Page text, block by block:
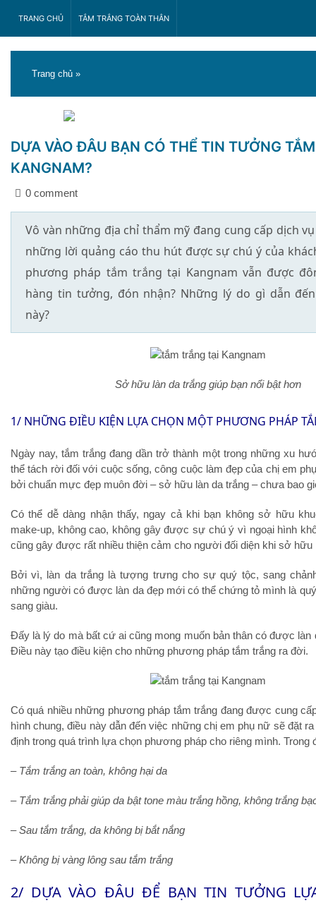
TRANG CHỦ TẮM TRẮNG TOÀN THÂN
Trang chủ »
DỰA VÀO ĐÂU BẠN CÓ THỂ TIN TƯỞNG
KANGNAM?
0 comment
Vô vàn những địa chỉ thẩm mỹ đang cung cấp dịch
những lời quảng cáo thu hút được sự chú ý của
phương pháp tắm trắng tại Kangnam vẫn được
hàng tin tưởng, đón nhận? Những lý do gì dẫn
này?
Sở hữu làn da trắng giúp bạn nổi bật hơn
1/ NHỮNG ĐIỀU KIỆN LỰA CHỌN MỘT PHƯƠNG PHÁP
Ngày nay, tắm trắng đang dần trở thành một trong những xu
thể tách rời đối với cuộc sống, công cuộc làm đẹp của chị em
bởi chuẩn mực đẹp muôn đời – sở hữu làn da trắng – chưa bao
Có thể dễ dàng nhận thấy, ngay cả khi bạn không sở hữu
make-up, không cao, không gây được sự chú ý vì ngoại hình
cũng gây được rất nhiều thiện cảm cho người đối diện khi sở hữu
Bởi vì, làn da trắng là tượng trưng cho sự quý tộc, sang
những người có được làn da đẹp mới có thể chứng tỏ mình là
sang giàu.
Đấy là lý do mà bất cứ ai cũng mong muốn bản thân có được làn
Điều này tạo điều kiện cho những phương pháp tắm trắng ra đời.
Có quá nhiều những phương pháp tắm trắng đang được cung
hình chung, điều này dẫn đến việc những chị em phụ nữ sẽ đặt
định trong quá trình lựa chọn phương pháp cho riêng mình. Trong
– Tắm trắng an toàn, không hại da
– Tắm trắng phải giúp da bật tone màu trắng hồng, không trắng
– Sau tắm trắng, da không bị bắt nắng
– Không bị vàng lông sau tắm trắng
2/ DỰA VÀO ĐÂU ĐỂ BẠN TIN TƯỞNG